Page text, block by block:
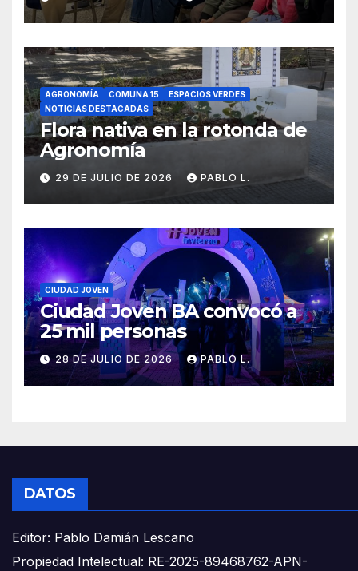
AGRONOMÍA COMUNA 15
ESPACIOS VERDES
NOTICIAS DESTACADAS
Flora nativa en la rotonda de
Agronomía
29 DE JULIO DE 2026 PABLO L.
CIUDAD JOVEN
Ciudad Joven BA convocó a
25 mil personas
28 DE JULIO DE 2026 PABLO L.
DATOS
Editor: Pablo Damián Lescano
Propiedad Intelectual: RE-2025-89468762-APN-